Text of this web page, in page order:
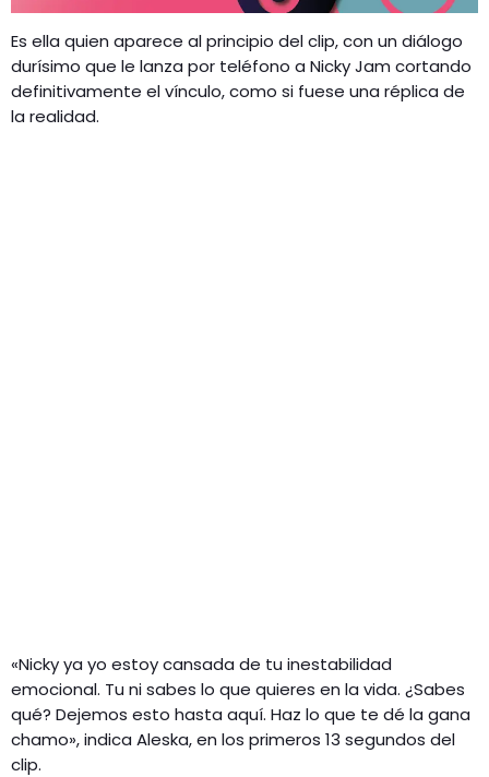
Es ella quien aparece al principio del clip, con un diálogo
durísimo que le lanza por teléfono a Nicky Jam cortando
definitivamente el vínculo, como si fuese una réplica de
la realidad.
«Nicky ya yo estoy cansada de tu inestabilidad
emocional. Tu ni sabes lo que quieres en la vida. ¿Sabes
qué? Dejemos esto hasta aquí. Haz lo que te dé la gana
chamo», indica Aleska, en los primeros 13 segundos del
clip.